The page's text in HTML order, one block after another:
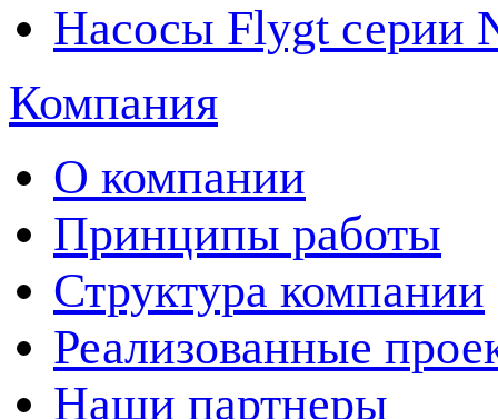
Насосы Flygt серии
Компания
О компании
Принципы работы
Структура компании
Реализованные
Наши партнеры